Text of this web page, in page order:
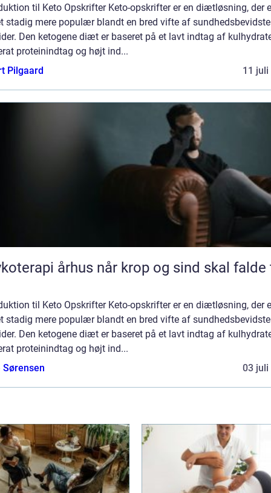
til Keto Opskrifter Keto-opskrifter er en diætløsning, der
stadig mere populær blandt en bred vifte af sundhedsbevidste
Den ketogene diæt er baseret på et lavt indtag af
proteinindtag og højt ind...
Pilgaard
11 juli
århus når krop og sind skal falde til
til Keto Opskrifter Keto-opskrifter er en diætløsning, der
stadig mere populær blandt en bred vifte af sundhedsbevidste
Den ketogene diæt er baseret på et lavt indtag af
proteinindtag og højt ind...
Sørensen
03 juli